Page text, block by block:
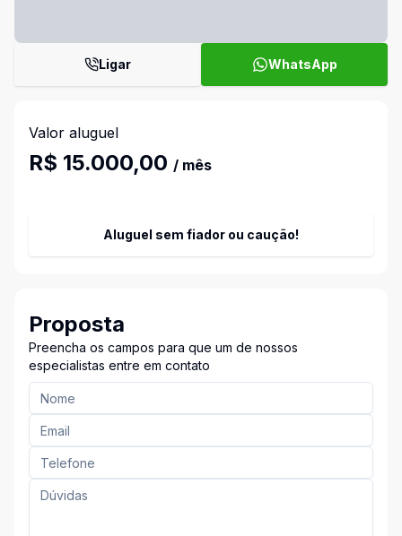
Ligar WhatsApp
Valor aluguel
R$ 15.000,00 / mês
Aluguel sem fiador ou caução!
Proposta
Preencha os campos para que um de nossos
especialistas entre em contato